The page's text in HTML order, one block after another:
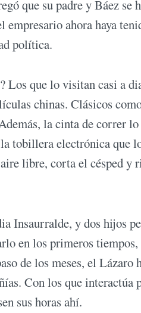
que su padre y Báez
empresario ahora haya
política.
Los que lo visitan casi a
chinas. Clásicos
la cinta de correr
tobillera electrónica que
libre, corta el césped
Insaurralde, y dos hijos
en los primeros tiempos,
de los meses, el
Con los que interactúa
sus horas ahí.